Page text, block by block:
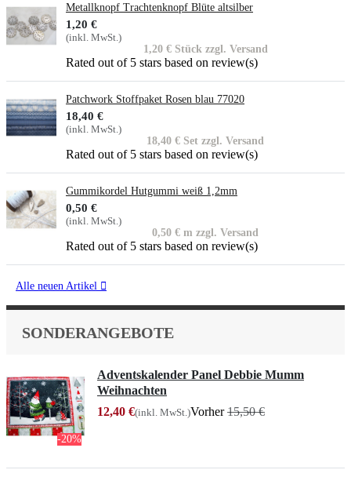
Metallknopf Trachtenknopf Blüte altsilber
1,20 €
(inkl. MwSt.)
1,20 € Stück zzgl. Versand
Rated out of 5 stars based on review(s)
Patchwork Stoffpaket Rosen blau 77020
18,40 €
(inkl. MwSt.)
18,40 € Set zzgl. Versand
Rated out of 5 stars based on review(s)
Gummikordel Hutgummi weiß 1,2mm
0,50 €
(inkl. MwSt.)
0,50 € m zzgl. Versand
Rated out of 5 stars based on review(s)
Alle neuen Artikel 
SONDERANGEBOTE
-20%
Adventskalender Panel Debbie Mumm
Weihnachten
12,40 €(inkl. MwSt.)Vorher15,50 €